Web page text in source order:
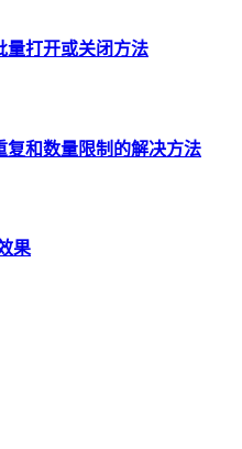
量打开或关闭方法
复和数量限制的解决方法
果